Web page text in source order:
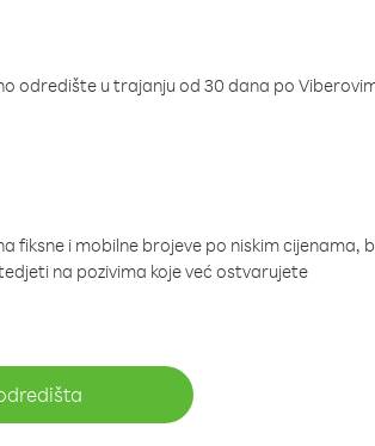
odredište u trajanju od 30 dana po
i mobilne brojeve po niskim cijenama,
na pozivima koje već ostvarujete